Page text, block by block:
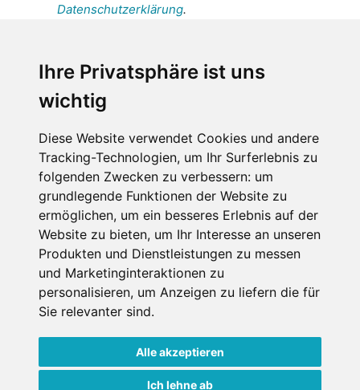
Ihre Privatsphäre ist uns
wichtig
Diese Website verwendet Cookies und andere
Tracking-Technologien, um Ihr Surferlebnis zu
folgenden Zwecken zu verbessern: um
grundlegende Funktionen der Website zu
ermöglichen, um ein besseres Erlebnis auf der
Website zu bieten, um Ihr Interesse an unseren
Produkten und Dienstleistungen zu messen
und Marketinginteraktionen zu
personalisieren, um Anzeigen zu liefern die für
Sie relevanter sind.
Alle akzeptieren
Ich lehne ab
Datenschutzerklärung.
personenbezogenen Daten an den
Empfänger dieser Nachricht weitergeleitet
werden dürfen. Weitere Informationen und
Widerrufshinweise findest Du in der
Datenschutzerklärung.
Anfrage abschicken
Diese Seite ist durch reCAPTCHA geschützt und es
gelten die GoogleDatenschutzerklärung und
Nutzungsbedingungen.
Datenschutzbedingungen